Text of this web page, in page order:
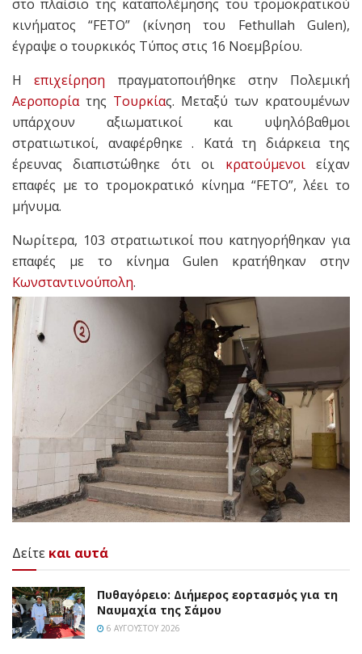
στο πλαίσιο της καταπολέμησης του τρομοκρατικού
κινήματος “FETO” (κίνηση του Fethullah Gulen),
έγραψε ο τουρκικός Τύπος στις 16 Νοεμβρίου.
Ηεπιχείρηση πραγματοποιήθηκε στην Πολεμική
Αεροπορίατης Τουρκίας. Μεταξύ των κρατουμένων
υπάρχουν αξιωματικοί και υψηλόβαθμοι
στρατιωτικοί, αναφέρθηκε . Κατά τη διάρκεια της
έρευνας διαπιστώθηκε ότι οι κρατούμενοιείχαν
επαφές με το τρομοκρατικό κίνημα “FETO”, λέει το
μήνυμα.
Νωρίτερα, 103 στρατιωτικοί που κατηγορήθηκαν για
επαφές με το κίνημα Gulen κρατήθηκαν στην
Κωνσταντινούπολη.
Δείτε και αυτά
Πυθαγόρειο: Διήμερος εορτασμός για τη
Ναυμαχία της Σάμου
6 ΑΥΓΟΎΣΤΟΥ 2026